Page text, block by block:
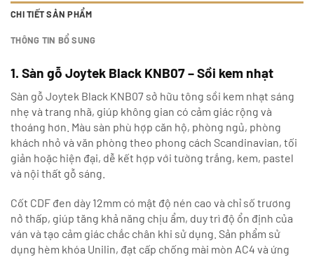
CHI TIẾT SẢN PHẨM
THÔNG TIN BỔ SUNG
1. Sàn gỗ Joytek Black KNB07 – Sồi kem nhạt
Sàn gỗ Joytek Black KNB07 sở hữu tông sồi kem nhạt sáng
nhẹ và trang nhã, giúp không gian có cảm giác rộng và
thoáng hơn. Màu sàn phù hợp căn hộ, phòng ngủ, phòng
khách nhỏ và văn phòng theo phong cách Scandinavian, tối
giản hoặc hiện đại, dễ kết hợp với tường trắng, kem, pastel
và nội thất gỗ sáng.
Cốt CDF đen dày 12mm có mật độ nén cao và chỉ số trương
nở thấp, giúp tăng khả năng chịu ẩm, duy trì độ ổn định của
ván và tạo cảm giác chắc chân khi sử dụng. Sản phẩm sử
dụng hèm khóa Unilin, đạt cấp chống mài mòn AC4 và ứng